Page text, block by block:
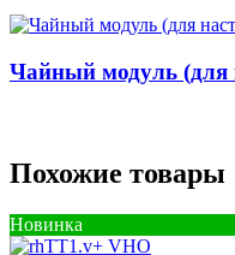
Чайный модуль
Похожие товары
Новинка